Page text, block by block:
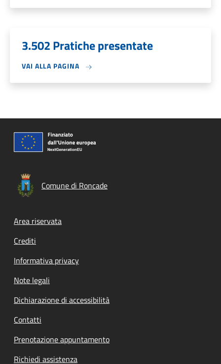
3.502 Pratiche presentate
VAI ALLA PAGINA
Comune di Roncade
Footer menu
Area riservata
Crediti
Informativa privacy
Note legali
Dichiarazione di accessibilità
Contatti
Prenotazione appuntamento
Richiedi assistenza